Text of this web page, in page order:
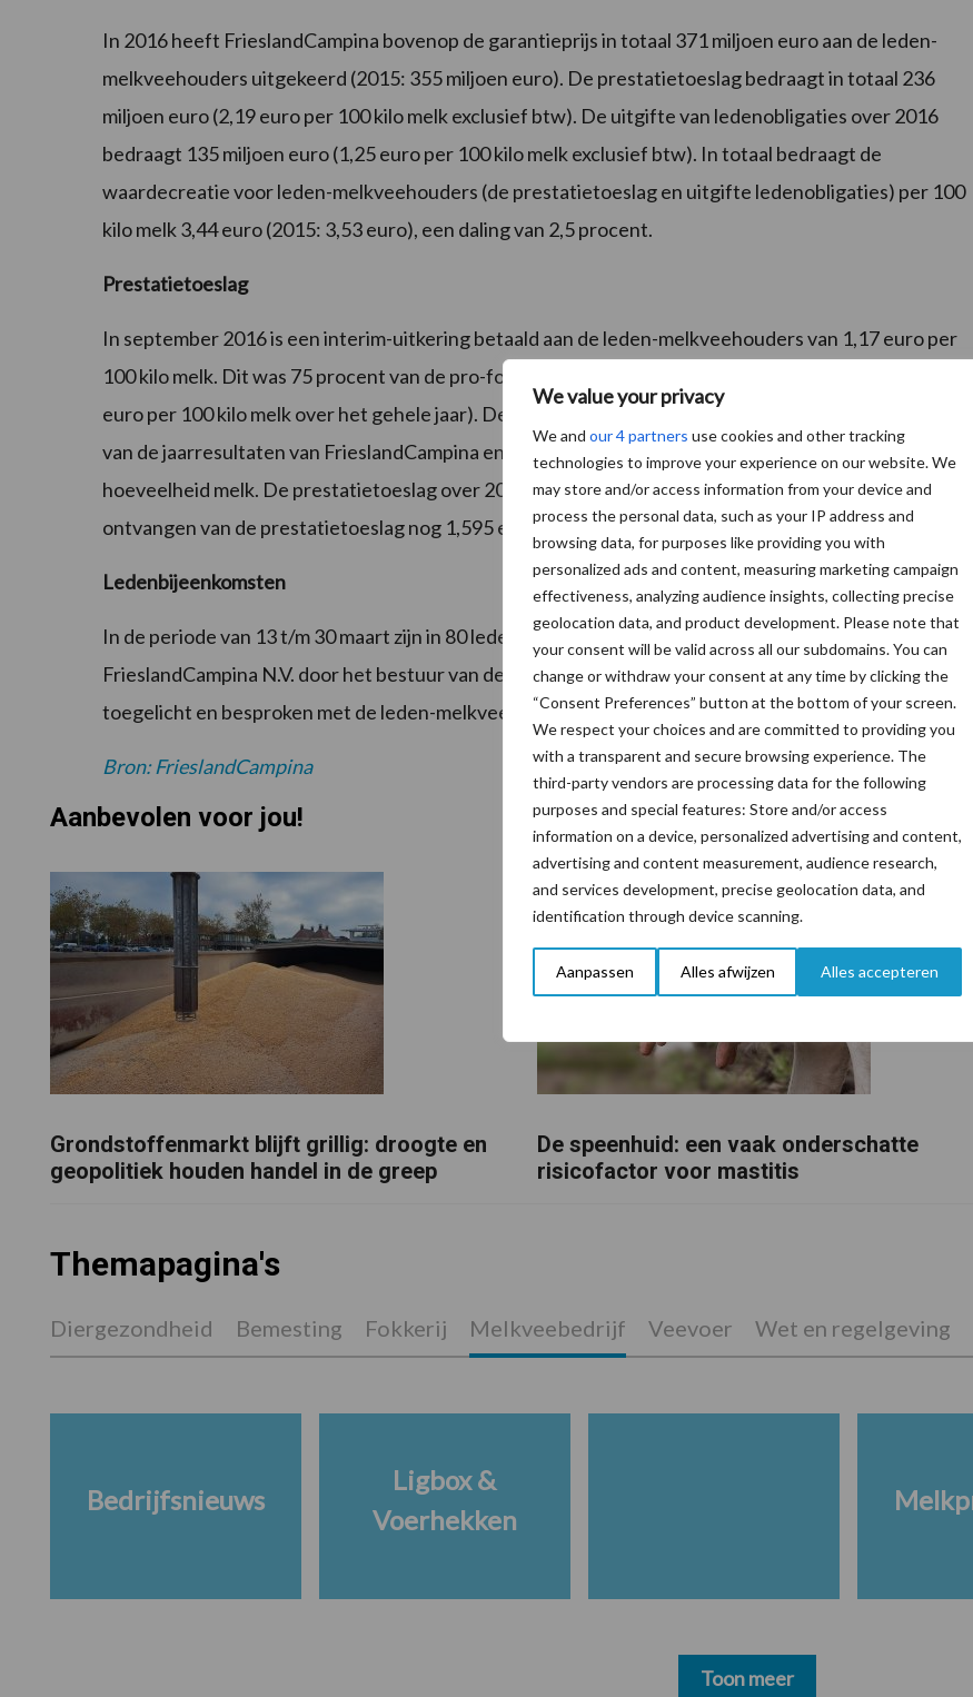
We value your privacy
We and our 4 partners use cookies and other tracking
technologies to improve your experience on our website. We
may store and/or access information from your device and
process the personal data, such as your IP address and
browsing data, for purposes like providing you with
personalized ads and content, measuring marketing campaign
effectiveness, analyzing audience insights, collecting precise
geolocation data, and product development. Please note that
your consent will be valid across all our subdomains. You can
change or withdraw your consent at any time by clicking the
“Consent Preferences” button at the bottom of your screen.
We respect your choices and are committed to providing you
with a transparent and secure browsing experience. The
third-party vendors are processing data for the following
purposes and special features: Store and/or access
information on a device, personalized advertising and content,
advertising and content measurement, audience research,
and services development, precise geolocation data, and
identification through device scanning.
Aanpassen Alles afwijzen Alles accepteren
In 2016 heeft FrieslandCampina bovenop de garantieprijs in totaal 371 miljoen euro aan de leden-
melkveehouders uitgekeerd (2015: 355 miljoen euro). De prestatietoeslag bedraagt in totaal 236
miljoen euro (2,19 euro per 100 kilo melk exclusief btw). De uitgifte van ledenobligaties over 2016
bedraagt 135 miljoen euro (1,25 euro per 100 kilo melk exclusief btw). In totaal bedraagt de
waardecreatie voor leden-melkveehouders (de prestatietoeslag en uitgifte ledenobligaties) per 100
kilo melk 3,44 euro (2015: 3,53 euro), een daling van 2,5 procent.
Prestatietoeslag
In september 2016 is een interim-uitkering betaald aan de leden-melkveehouders van 1,17 euro per
100 kilo melk. Dit was 75 procent van de pro-formaprestatietoeslag over het eerste halfjaar (0,595
euro per 100 kilo melk over het gehele jaar). De finale afrekening vindt plaats in april 2017, op basis
van de jaarresultaten van FrieslandCampina en de door de melkveehouder in 2016 geleverde
hoeveelheid melk. De prestatietoeslag over 2016 bedraagt 2,19 euro, dus de leden-melkveehouders
ontvangen van de prestatietoeslag nog 1,595 euro per 100 kilo melk in april 2017.
Ledenbijeenkomsten
In de periode van 13 t/m 30 maart zijn in 80 ledenbijeenkomsten de jaarcijfers van Koninklijke
FrieslandCampina N.V. door het bestuur van de coöperatie en de directie van de onderneming
toegelicht en besproken met de leden-melkveehouders.
Bron: FrieslandCampina
Aanbevolen voor jou!
Grondstoffenmarkt blijft grillig: droogte en
geopolitiek houden handel in de greep
De speenhuid: een vaak onderschatte
risicofactor voor mastitis
Themapagina's
Diergezondheid Bemesting Fokkerij Melkveebedrijf Veevoer Wet en regelgeving
Bedrijfsnieuws
Ligbox &
Voerhekken
Toon meer